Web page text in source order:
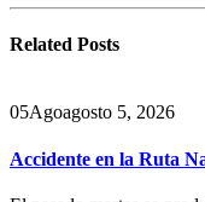
Related Posts
05Agoagosto 5, 2026
Accidente en la Ruta